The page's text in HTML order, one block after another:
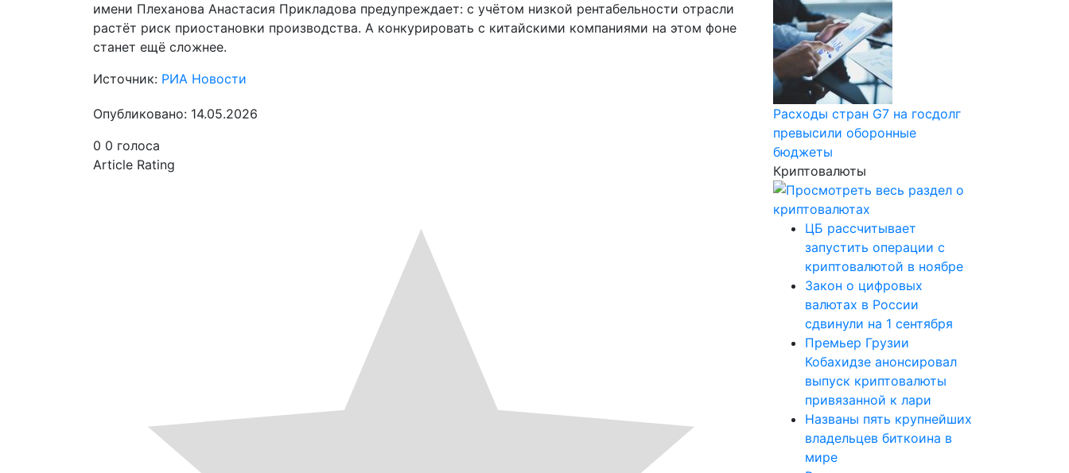
имени Плеханова Анастасия Прикладова предупреждает: с учётом низкой рентабельности отрасли
растёт риск приостановки производства. А конкурировать с китайскими компаниями на этом фоне
станет ещё сложнее.
Источник: РИА Новости
Опубликовано: 14.05.2026
0 0 голоса
Article Rating
Расходы стран G7 на госдолг
превысили оборонные
бюджеты
Криптовалюты
ЦБ рассчитывает
запустить операции с
криптовалютой в ноябре
Закон о цифровых
валютах в России
сдвинули на 1 сентября
Премьер Грузии
Кобахидзе анонсировал
выпуск криптовалюты
привязанной к лари
Названы пять крупнейших
владельцев биткоина в
мире